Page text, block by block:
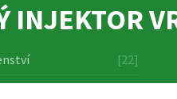
INJEKTOR
[22]